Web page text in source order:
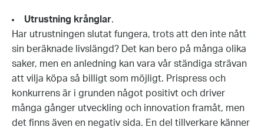
Utrustning krånglar.
Har utrustningen slutat fungera, trots att den inte nått
sin beräknade livslängd? Det kan bero på många olika
saker, men en anledning kan vara vår ständiga strävan
att vilja köpa så billigt som möjligt. Prispress och
konkurrens är i grunden något positivt och driver
många gånger utveckling och innovation framåt, men
det finns även en negativ sida. En del tillverkare känner